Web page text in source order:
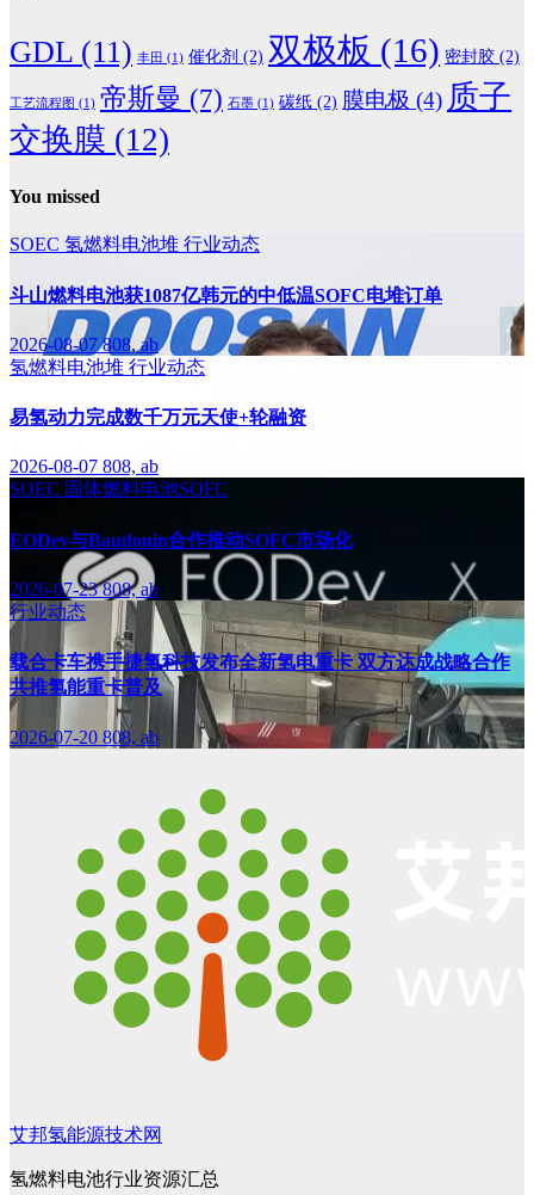
GDL (11) 丰田 (1) 催化剂 (2) 双极板 (16) 密封胶 (2)
工艺流程图 (1) 帝斯曼 (7) 石墨 (1) 碳纸 (2) 膜电极 (4) 质子
交换膜 (12)
You missed
SOEC 氢燃料电池堆 行业动态
斗山燃料电池获1087亿韩元的中低温SOFC电堆订单
2026-08-07808, ab
氢燃料电池堆 行业动态
易氢动力完成数千万元天使+轮融资
2026-08-07 808, ab
SOEC 固体燃料电池SOFC
EODev与Baudouin合作推动SOFC市场化
2026-07-23808, ab
行业动态
载合卡车携手捷氢科技发布全新氢电重卡 双方达成战略合作
共推氢能重卡普及
2026-07-20 808, ab
艾邦氢能源技术网
氢燃料电池行业资源汇总